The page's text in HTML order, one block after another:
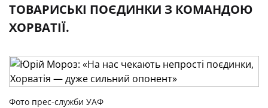
ТОВАРИСЬКІ ПОЄДИНКИ З КОМАНДОЮ
ХОРВАТІЇ.
Фото прес-служби УАФ